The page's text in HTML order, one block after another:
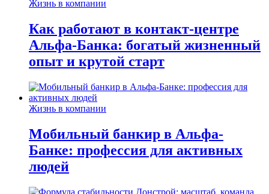
Жизнь в компании
Как работают в контакт-центре
Альфа-Банка: богатый жизненный
опыт и крутой старт
Жизнь в компании
Мобильный банкир в Альфа-
Банке: профессия для активных
людей